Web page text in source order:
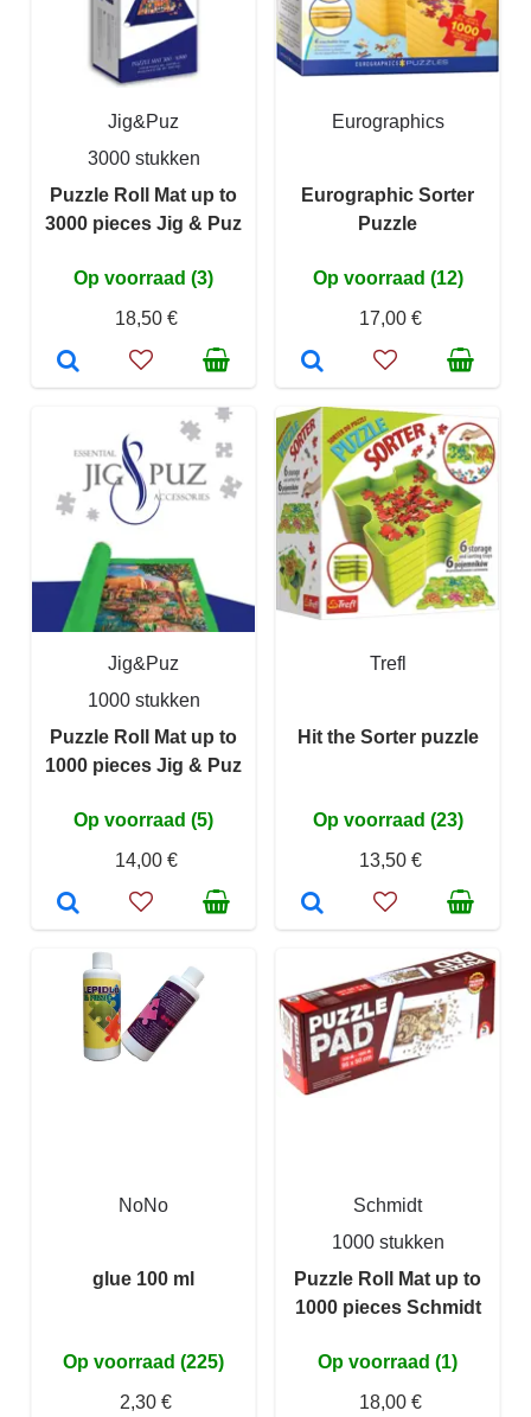
Jig&Puz
3000 stukken
Puzzle Roll Mat up to
3000 pieces Jig & Puz
Op voorraad (3)
18,50 €
Eurographics
Eurographic Sorter
Puzzle
Op voorraad (12)
17,00 €
Jig&Puz
1000 stukken
Puzzle Roll Mat up to
1000 pieces Jig & Puz
Op voorraad (5)
14,00 €
Trefl
Hit the Sorter puzzle
Op voorraad (23)
13,50 €
NoNo
glue 100 ml
Op voorraad (225)
2,30 €
Schmidt
1000 stukken
Puzzle Roll Mat up to
1000 pieces Schmidt
Op voorraad (1)
18,00 €